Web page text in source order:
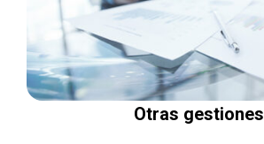
Otras gestiones